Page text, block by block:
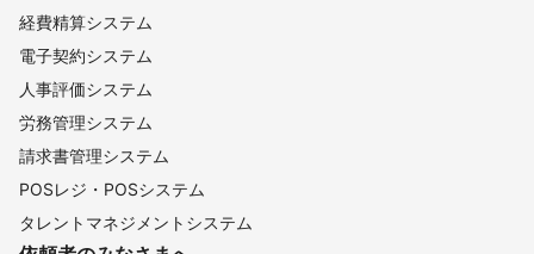
経費精算システム
電子契約システム
人事評価システム
労務管理システム
請求書管理システム
POSレジ・POSシステム
タレントマネジメントシステム